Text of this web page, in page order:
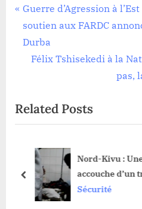
Société
Navigation
de
l’article
P
r
e
u
s
s
Guerre d’Agression à
soutien aux FARDC
Durba
N
t
P
s
Félix Tshisekedi à la
pas,
Related Posts
Nord-Kivu :
accouche d’un
Sécurité
prev